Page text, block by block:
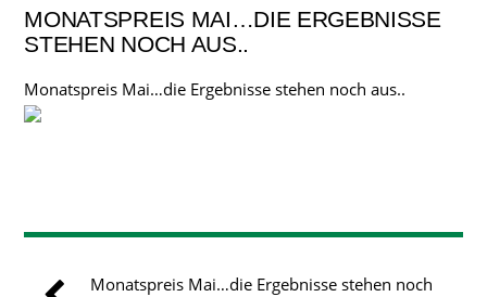
MONATSPREIS MAI…DIE ERGEBNISSE
STEHEN NOCH AUS..
Monatspreis Mai…die Ergebnisse stehen noch aus..
Monatspreis Mai…die Ergebnisse stehen noch